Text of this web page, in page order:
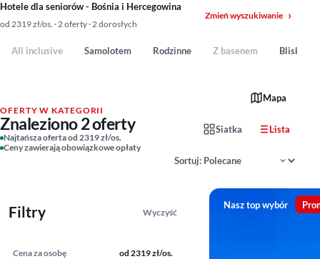
Hotele dla seniorów - Bośnia i Hercegowina
od 2319 zł/os. · 2 oferty · 2 dorosłych
Zmień wyszukiwanie
All inclusive Samolotem Rodzinne Z basenem Blisko
OFERTY W KATEGORII
Znaleziono 2 oferty
Najtańsza oferta od 2319 zł/os.
Ceny zawierają obowiązkowe opłaty
Mapa
Siatka Lista
Filtry Wyczyść
Cena za osobę od 2319 zł/os.
Nasz top wybór